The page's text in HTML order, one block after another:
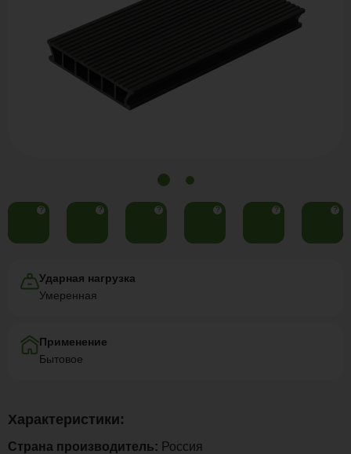
? ? ? ? ? ?
Ударная нагрузка
Умеренная
Применение
Бытовое
Характеристики:
Страна производитель: Россия